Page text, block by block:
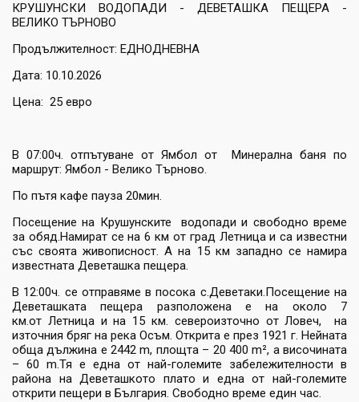
КРУШУНСКИ ВОДОПАДИ - ДЕВЕТАШКА ПЕЩЕРА -
ВЕЛИКО ТЪРНОВО
Продължителност: ЕДНОДНЕВНА
Дата: 10.10.2026
Цена: 25 евро
В 07:00ч. отпътуване от Ямбол от Минерална баня по
маршрут: Ямбол - Велико Търново.
По пътя кафе пауза 20мин.
Посещение на Крушунските водопади и свободно време
за обяд.Намират се на 6 км от град Летница и са известни
със своята живописност. А на 15 км западно се намира
известната Деветашка пещера.
В 12:00ч. се отправяме в посока с.Деветаки.Посещение на
Деветашката пещера разположена е на около 7
км.от Летница и на 15 км. североизточно от Ловеч, на
източния бряг на река Осъм. Открита е през 1921 г. Нейната
обща дължина е 2442 m, площта – 20 400 m², а височината
– 60 m.Тя е една от най-големите забележителности в
района на Деветашкото плато и една от най-големите
открити пещери в България. Свободно време един час.